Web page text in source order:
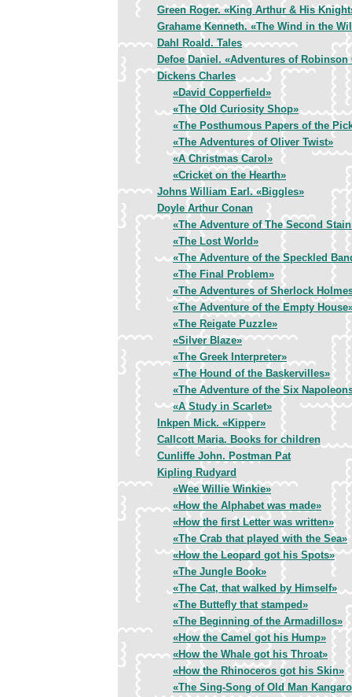
Green Roger. «King Arthur & His
Grahame Kenneth. «The Wind in the
Dahl Roald. Tales
Defoe Daniel. «Adventures of Robinson
Dickens Charles
«David Copperfield»
«The Old Curiosity Shop»
«The Posthumous Papers of the
«The Adventures of Oliver Twist»
«A Christmas Carol»
«Cricket on the Hearth»
Johns William Earl. «Biggles»
Doyle Arthur Conan
«The Adventure of The Second
«The Lost World»
«The Adventure of the Speckled
«The Final Problem»
«The Adventures of Sherlock
«The Adventure of the Empty
«The Reigate Puzzle»
«Silver Blaze»
«The Greek Interpreter»
«The Hound of the Baskervilles»
«The Adventure of the Six
«A Study in Scarlet»
Inkpen Mick. «Kipper»
Callcott Maria. Books for children
Cunliffe John. Postman Pat
Kipling Rudyard
«Wee Willie Winkie»
«How the Alphabet was made»
«How the first Letter was written»
«The Crab that played with the Sea»
«How the Leopard got his Spots»
«The Jungle Book»
«The Cat, that walked by Himself»
«The Buttefly that stamped»
«The Beginning of the Armadillos»
«How the Camel got his Hump»
«How the Whale got his Throat»
«How the Rhinoceros got his Skin»
«The Sing-Song of Old Man